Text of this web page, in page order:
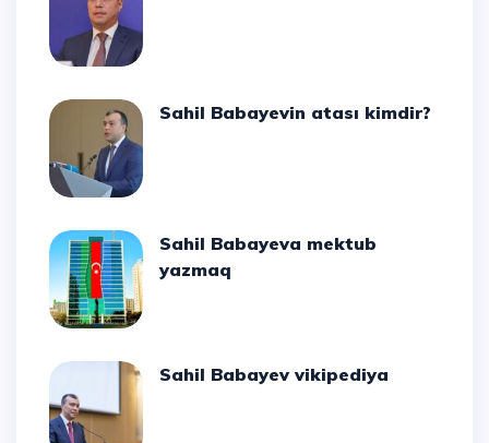
Sahil Babayevin atası kimdir?
Sahil Babayeva mektub
yazmaq
Sahil Babayev vikipediya